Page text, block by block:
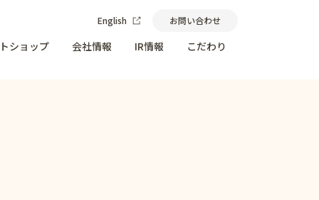
English お問い合わせ
ショップ 会社情報 IR情報 こだわり